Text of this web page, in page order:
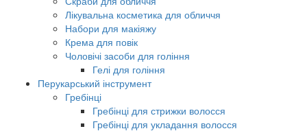
Лікувальна косметика для обличчя
Набори для макіяжу
Крема для повік
Чоловічі засоби для гоління
Гелі для гоління
Перукарський інструмент
Гребінці
Гребінці для стрижки волосся
Гребінці для укладання волосся